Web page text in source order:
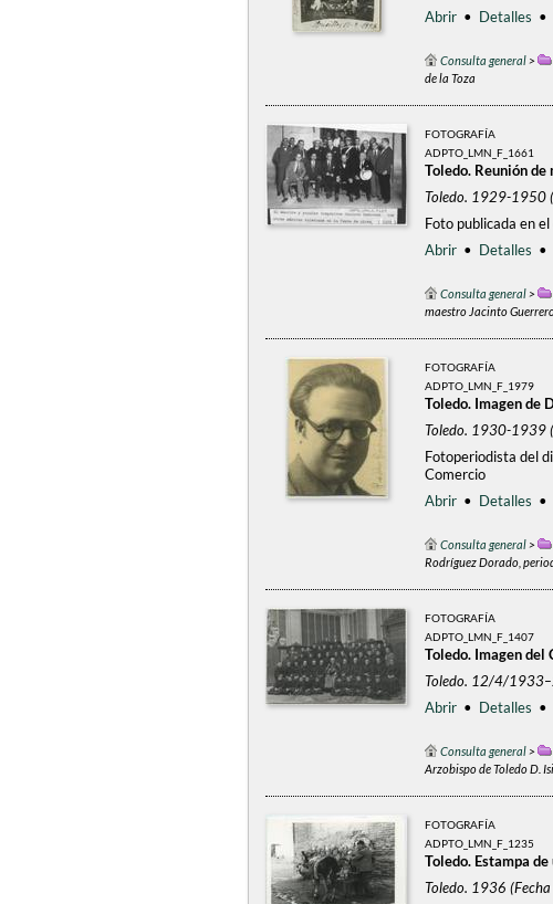
Abrir • Detalles •
Consulta general>
de la Toza
FOTOGRAFÍA
ADPTO_LMN_F_1661
Toledo. Reunión
Toledo. 1929-1950
Foto publicada en
Abrir • Detalles •
Consulta general>
maestro Jacinto
FOTOGRAFÍA
ADPTO_LMN_F_1979
Toledo. Imagen de
Toledo. 1930-1939
Fotoperiodista del
Comercio
Abrir • Detalles •
Consulta general>
Rodríguez Dorado,
FOTOGRAFÍA
ADPTO_LMN_F_1407
Toledo. Imagen del
Toledo. 12/4/
Abrir • Detalles •
Consulta general>
Arzobispo de Toledo D.
FOTOGRAFÍA
ADPTO_LMN_F_1235
Toledo. Estampa
Toledo. 1936